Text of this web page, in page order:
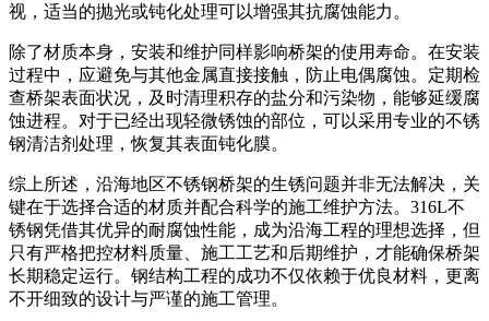
视，适当的抛光或钝化处理可以增强其抗腐蚀能力。
除了材质本身，安装和维护同样影响桥架的使用寿命。在安装
过程中，应避免与其他金属直接接触，防止电偶腐蚀。定期检
查桥架表面状况，及时清理积存的盐分和污染物，能够延缓腐
蚀进程。对于已经出现轻微锈蚀的部位，可以采用专业的不锈
钢清洁剂处理，恢复其表面钝化膜。
综上所述，沿海地区不锈钢桥架的生锈问题并非无法解决，关
键在于选择合适的材质并配合科学的施工维护方法。316L不
锈钢凭借其优异的耐腐蚀性能，成为沿海工程的理想选择，但
只有严格把控材料质量、施工工艺和后期维护，才能确保桥架
长期稳定运行。钢结构工程的成功不仅依赖于优良材料，更离
不开细致的设计与严谨的施工管理。